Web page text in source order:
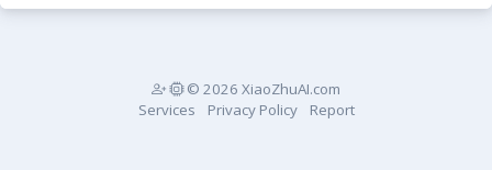
© 2026 XiaoZhuAI.com
Services
Privacy Policy Report